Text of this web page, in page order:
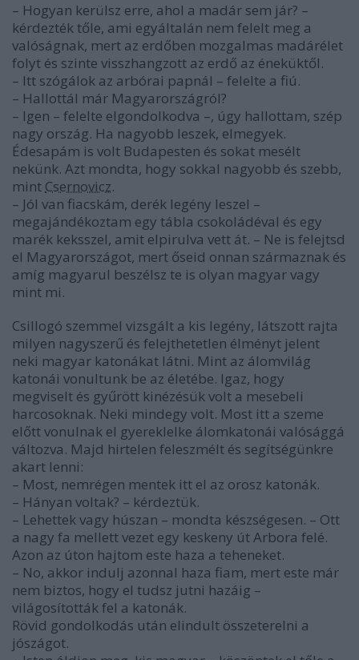
– Hogyan kerülsz erre, ahol a madár sem jár? –
kérdezték tőle, ami egyáltalán nem felelt meg a
valóságnak, mert az erdőben mozgalmas madárélet
folyt és szinte visszhangzott az erdő az éneküktől.
– Itt szógálok az arbórai papnál – felelte a fiú.
– Hallottál már Magyarországról?
– Igen – felelte elgondolkodva –, úgy hallottam, szép
nagy ország. Ha nagyobb leszek, elmegyek.
Édesapám is volt Budapesten és sokat mesélt
nekünk. Azt mondta, hogy sokkal nagyobb és szebb,
mint Csernovicz.
– Jól van fiacskám, derék legény leszel –
megajándékoztam egy tábla csokoládéval és egy
marék keksszel, amit elpirulva vett át. – Ne is felejtsd
el Magyarországot, mert őseid onnan származnak és
amíg magyarul beszélsz te is olyan magyar vagy
mint mi.
Csillogó szemmel vizsgált a kis legény, látszott rajta
milyen nagyszerű és felejthetetlen élményt jelent
neki magyar katonákat látni. Mint az álomvilág
katonái vonultunk be az életébe. Igaz, hogy
megviselt és gyűrött kinézésük volt a mesebeli
harcosoknak. Neki mindegy volt. Most itt a szeme
előtt vonulnak el gyereklelke álomkatonái valósággá
változva. Majd hirtelen feleszmélt és segítségünkre
akart lenni:
– Most, nemrégen mentek itt el az orosz katonák.
– Hányan voltak? – kérdeztük.
– Lehettek vagy húszan – mondta készségesen. – Ott
a nagy fa mellett vezet egy keskeny út Arbora felé.
Azon az úton hajtom este haza a teheneket.
– No, akkor indulj azonnal haza fiam, mert este már
nem biztos, hogy el tudsz jutni hazáig –
világosították fel a katonák.
Rövid gondolkodás után elindult összeterelni a
jószágot.